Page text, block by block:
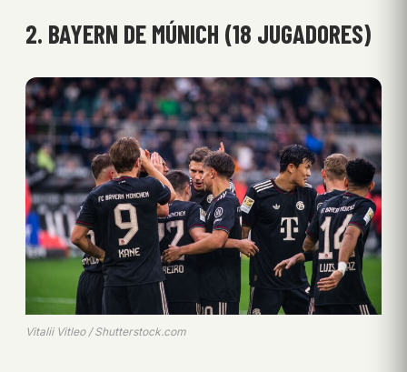
2. BAYERN DE MÚNICH (18 JUGADORES)
Vitalii Vitleo / Shutterstock.com